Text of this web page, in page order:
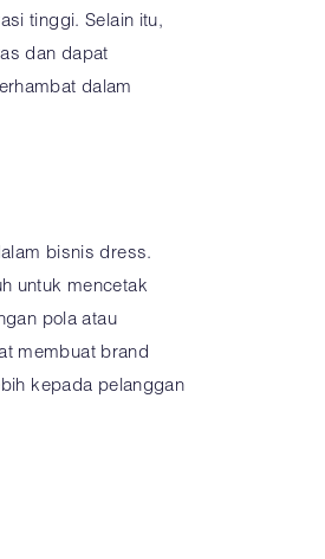
tinggi. Selain itu,
dan dapat
dalam
bisnis dress.
untuk mencetak
pola atau
membuat brand
kepada pelanggan